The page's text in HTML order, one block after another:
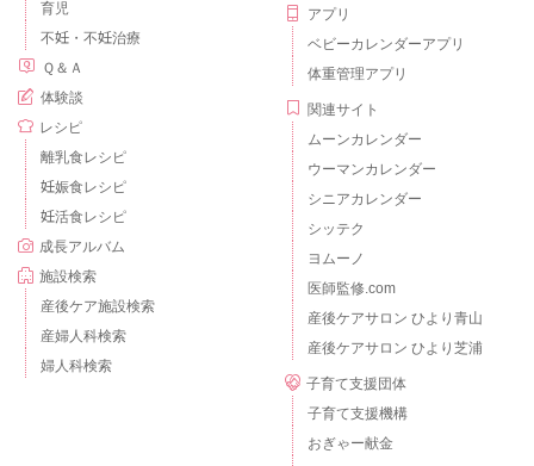
育児
不妊・不妊治療
Ｑ＆Ａ
体験談
レシピ
離乳食レシピ
妊娠食レシピ
妊活食レシピ
成長アルバム
施設検索
産後ケア施設検索
産婦人科検索
婦人科検索
アプリ
ベビーカレンダーアプリ
体重管理アプリ
関連サイト
ムーンカレンダー
ウーマンカレンダー
シニアカレンダー
シッテク
ヨムーノ
医師監修.com
産後ケアサロン ひより青山
産後ケアサロン ひより芝浦
子育て支援団体
子育て支援機構
おぎゃー献金